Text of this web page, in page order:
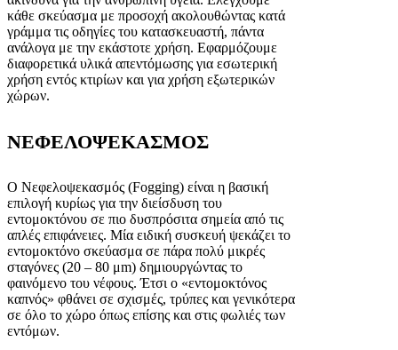
κάθε σκεύασμα με προσοχή ακολουθώντας κατά
γράμμα τις οδηγίες του κατασκευαστή, πάντα
ανάλογα με την εκάστοτε χρήση. Εφαρμόζουμε
διαφορετικά υλικά απεντόμωσης για εσωτερική
χρήση εντός κτιρίων και για χρήση εξωτερικών
χώρων.
ΝΕΦΕΛΟΨΕΚΑΣΜΟΣ
Ο Νεφελοψεκασμός (Fogging) είναι η βασική
επιλογή κυρίως για την διείσδυση του
εντομοκτόνου σε πιο δυσπρόσιτα σημεία από τις
απλές επιφάνειες. Μία ειδική συσκευή ψεκάζει το
εντομοκτόνο σκεύασμα σε πάρα πολύ μικρές
σταγόνες (20 – 80 μm) δημιουργώντας το
φαινόμενο του νέφους. Έτσι ο «εντομοκτόνος
καπνός» φθάνει σε σχισμές, τρύπες και γενικότερα
σε όλο το χώρο όπως επίσης και στις φωλιές των
εντόμων.